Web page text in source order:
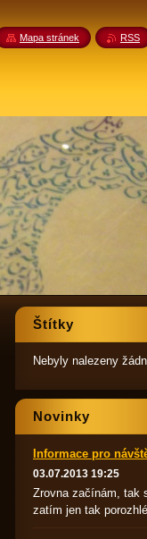
Štítky
Nebyly nalezeny
Novinky
Informace pro
03.07.2013 19:25
Zrovna začínám, tak
zatím jen tak
Mapa stránek RSS